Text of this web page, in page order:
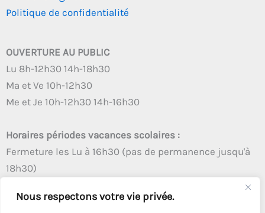
Nous respectons votre vie privée.
Politique de confidentialité
OUVERTURE AU PUBLIC
Lu 8h-12h30 14h-18h30
Ma et Ve 10h-12h30
Me et Je 10h-12h30 14h-16h30
Horaires périodes vacances scolaires :
Fermeture les Lu à 16h30 (pas de permanence jusqu'à
18h30)